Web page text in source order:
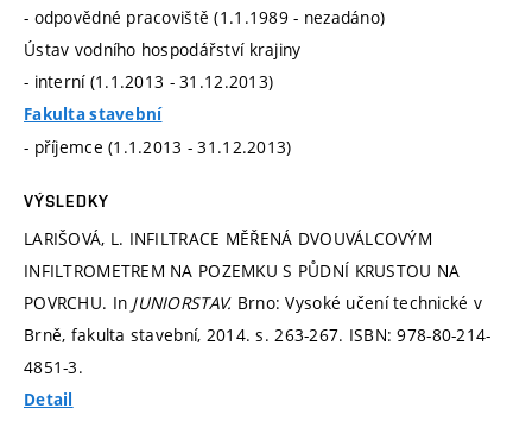
- odpovědné pracoviště (1.1.1989 - nezadáno)
Ústav vodního hospodářství krajiny
- interní (1.1.2013 - 31.12.2013)
Fakulta stavební
- příjemce (1.1.2013 - 31.12.2013)
VÝSLEDKY
LARIŠOVÁ, L. INFILTRACE MĚŘENÁ DVOUVÁLCOVÝM
INFILTROMETREM NA POZEMKU S PŮDNÍ KRUSTOU NA
POVRCHU. In JUNIORSTAV. Brno: Vysoké učení technické v
Brně, fakulta stavební, 2014.s. 263-267. ISBN: 978-80-214-
4851-3.
Detail